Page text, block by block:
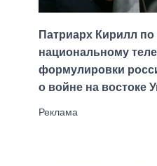
Патриарх Кирилл
национальному
формулировки
о войне на востоке